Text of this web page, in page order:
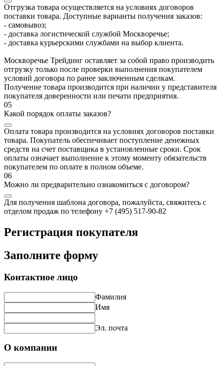
Отгрузка товара осуществляется на условиях договоров
поставки товара. Доступные варианты получения заказов:
- самовывоз;
- доставка логистической службой Москворечье;
- доставка курьерскими службами на выбор клиента.
Москворечье Трейдинг оставляет за собой право производить
отгрузку только после проверки выполнения покупателем
условий договора по ранее заключенным сделкам.
Получение товара производится при наличии у представителя
покупателя доверенности или печати предприятия.
05
Какой порядок оплаты заказов?
Оплата товара производится на условиях договоров поставки
товара. Покупатель обеспечивает поступление денежных
средств на счет поставщика в установленные сроки. Срок
оплаты означает выполнение к этому моменту обязательств
покупателем по оплате в полном объеме.
06
Можно ли предварительно ознакомиться с договором?
Для получения шаблона договора, пожалуйста, свяжитесь с
отделом продаж по телефону +7 (495) 517-90-82
Регистрация покупателя
Заполните форму
Контактное лицо
Фамилия
Имя
Эл. почта
О компании